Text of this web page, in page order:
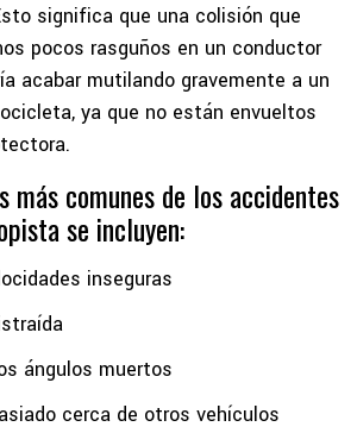
significa que una colisión que
pocos rasguños en un conductor
acabar mutilando gravemente a un
ya que no están envueltos
más comunes de los accidentes
se incluyen:
inseguras
ángulos muertos
cerca de otros vehículos